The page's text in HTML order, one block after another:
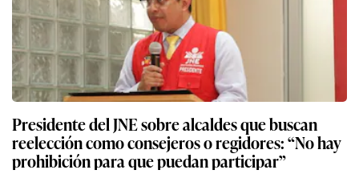
Presidente del JNE sobre alcaldes que buscan
reelección como consejeros o regidores: “No hay
prohibición para que puedan participar”